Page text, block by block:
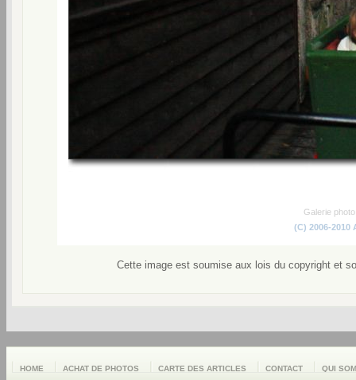
Galerie
(C) 2006-2010
Cette image est soumise aux lois du copyright et
HOME ACHAT DE PHOTOS CARTE DES ARTICLES CONTACT QUI